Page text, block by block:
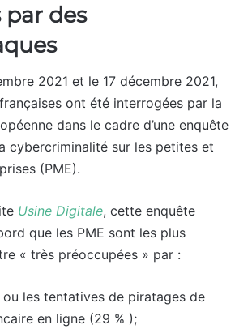
des
2021 et le 17 décembre 2021,
ont été interrogées par la
dans le cadre d’une enquête
cybercriminalité sur les petites et
(PME).
Usine Digitale, cette enquête
que les PME sont les plus
« très préoccupées » par :
les tentatives de piratages de
en ligne (29 % );